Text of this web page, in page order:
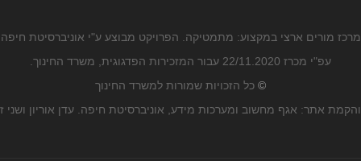
מרכז מורים ארצי במקצוע: מתמטיקה. הפרויקט מבוצע ע"י אוניברסיטת חיפה
עפ"י מכרז 22/11.2020 עבור המזכירות הפדגוגית, משרד החינוך.
© כל הזכויות שמורות למשרד החינוך
אתר: אגף מחשוב ומערכות מידע, אוניברסיטת חיפה. עדן אוריון ושני